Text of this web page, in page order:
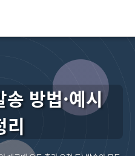
방법·예시
리